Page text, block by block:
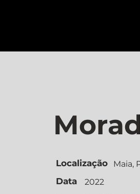
Localização Maia,
Data 2022